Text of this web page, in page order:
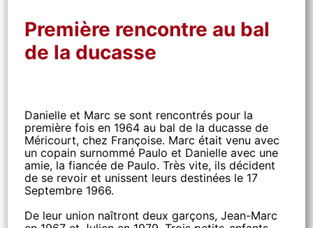
Première rencontre au bal
de la ducasse
Danielle et Marc se sont rencontrés pour la
première fois en 1964 au bal de la ducasse de
Méricourt, chez Françoise. Marc était venu avec
un copain surnommé Paulo et Danielle avec une
amie, la fiancée de Paulo. Très vite, ils décident
de se revoir et unissent leurs destinées le 17
Septembre 1966.
De leur union naîtront deux garçons, Jean-Marc